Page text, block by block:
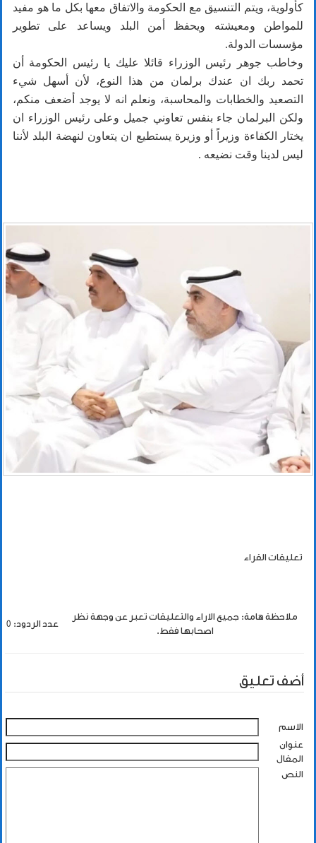
كأولوية، ويتم التنسيق مع الحكومة والاتفاق معها بكل ما هو مفيد
للمواطن ومعيشته ويحفظ أمن البلد ويساعد على تطوير
مؤسسات الدولة.
وخاطب جوهر رئيس الوزراء قائلا عليك يا رئيس الحكومة أن
تحمد ربك ان عندك برلمان من هذا النوع، لأن أسهل شيء
التصعيد والخطابات والمحاسبة، ونعلم انه لا يوجد أضعف منكم،
ولكن البرلمان جاء بنفس تعاوني جميل وعلى رئيس الوزراء ان
يختار الكفاءة وزيراً أو وزيرة يستطيع ان يتعاون لنهضة البلد لأننا
ليس لدينا وقت نضيعه .
تعليقات القراء
ملاحظة هامة: جميع الاراء والتعليقات تعبر عن وجهة نظر
اصحابها فقط.
عدد الردود: 0
أضف تعليق
الاسم
عنوان
المقال
النص